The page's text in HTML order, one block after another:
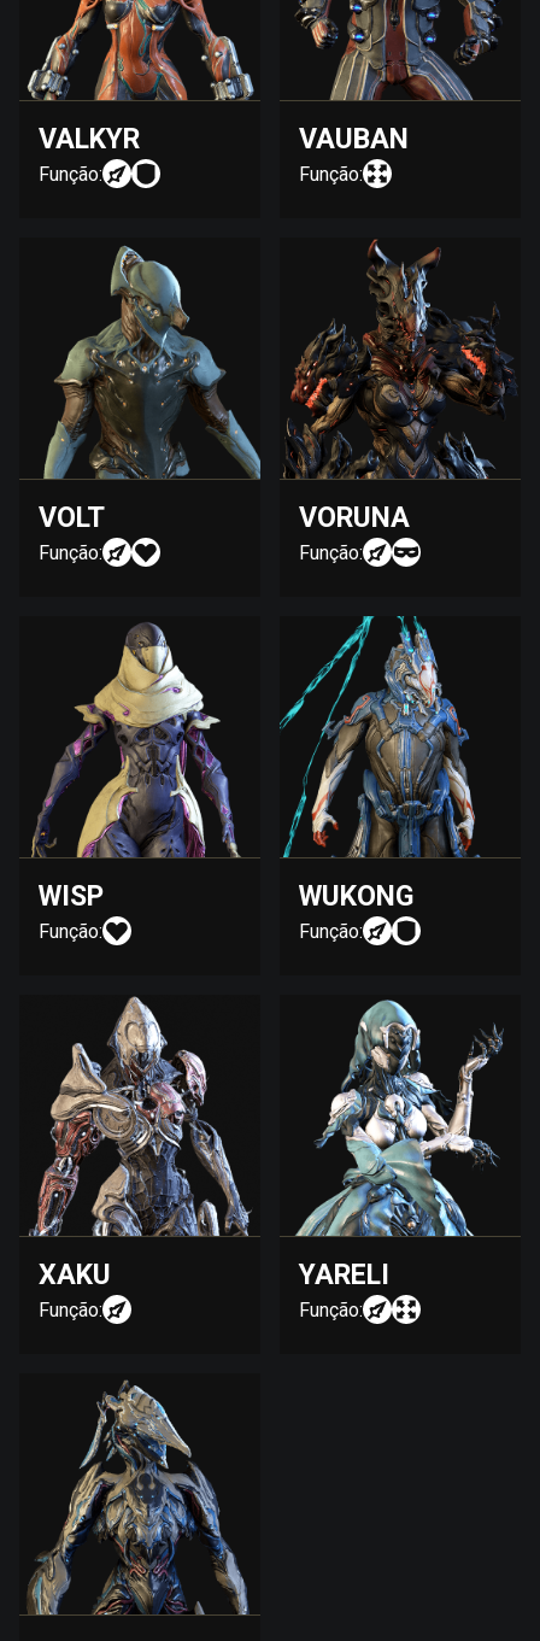
VALKYR
Função:
VAUBAN
Função:
VOLT
Função:
VORUNA
Função:
WISP
Função:
WUKONG
Função:
XAKU
Função:
YARELI
Função: